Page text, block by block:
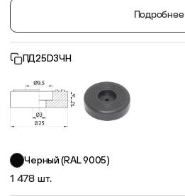
Подробнее
Черный (RAL 9005)
1 478 шт.
ПД25D3ЧН